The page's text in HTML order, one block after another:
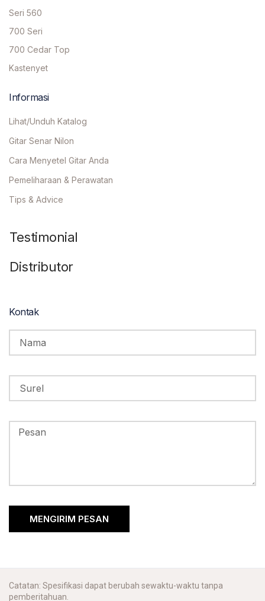
Seri 560
700 Seri
700 Cedar Top
Kastenyet
Informasi
Lihat/Unduh Katalog
Gitar Senar Nilon
Cara Menyetel Gitar Anda
Pemeliharaan & Perawatan
Tips & Advice
Testimonial
Distributor
Kontak
MENGIRIM PESAN
Catatan: Spesifikasi dapat berubah sewaktu-waktu tanpa
pemberitahuan.